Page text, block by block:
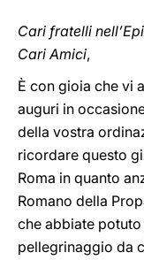
Cari fratelli
Cari Amici,
È con gioia che vi
auguri in
della vostra
ricordare questo
Roma in quanto
Romano della
che abbiate
pellegrinaggio da